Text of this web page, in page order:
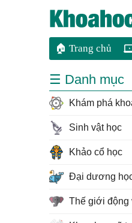
🏠 Trang chủ
☰ Danh mục
Khám phá
Sinh vật học
Khảo cổ học
Đại dương
Thế giới động